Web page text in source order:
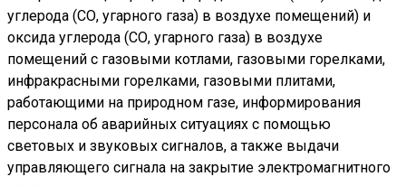
углерода (СО, угарного газа) в воздухе помещений) и
оксида углерода (СО, угарного газа) в воздухе
помещений с газовыми котлами, газовыми горелками,
инфракрасными горелками, газовыми плитами,
работающими на природном газе, информирования
персонала об аварийных ситуациях с помощью
световых и звуковых сигналов, а также выдачи
управляющего сигнала на закрытие электромагнитного